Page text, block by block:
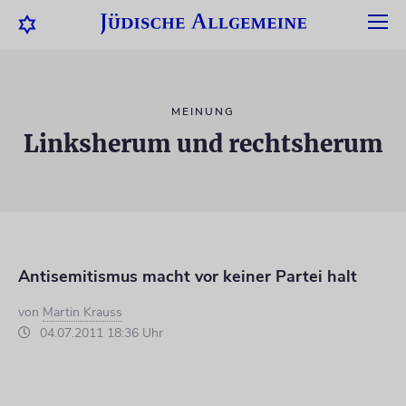
MEINUNG
Linksherum und rechtsherum
Antisemitismus macht vor keiner Partei halt
von Martin Krauss
04.07.2011 18:36 Uhr